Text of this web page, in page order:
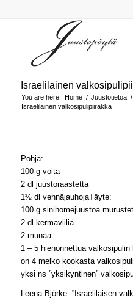
Israelilainen
You are here: Home / Juustotietoa /
Israelilainen valkosipulipiirakka
Pohja:
100 g voita
2 dl juustoraastetta
1½ dl vehnäjauhojaTäyte:
100 g sinihomejuustoa
2 dl kermaviiliä
2 munaa
1 – 5 hienonnettua
on 4 melko kookasta
yksi ns ”yksikyntinen”
Leena Björke: ”Israelilaisen